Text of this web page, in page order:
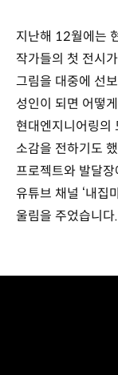
지난해 12월에는
작가들의 첫 전시
그림을 대중에 선
성인이 되면 어떻
현대엔지니어링의
소감을 전하기도
프로젝트와 발달
유튜브 채널 ‘내집
울림을 주었습니다.